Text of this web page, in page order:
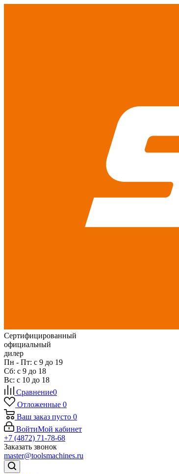
Сертифицированный
официальный
дилер
Пн - Пт: с 9 до 19
Сб: с 9 до 18
Вс: с 10 до 18
Сравнение0
Отложенные 0
Ваш заказ пусто 0
ВойтиМой кабинет
+7 (4872) 71-78-68
Заказать звонок
master@toolsmachines.ru